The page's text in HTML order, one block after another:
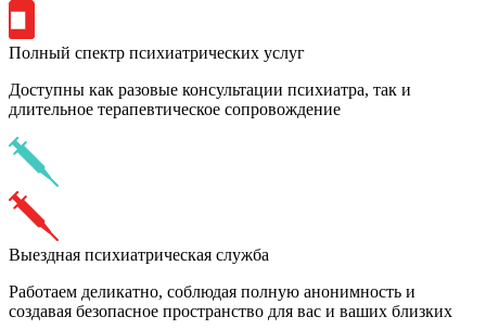
Полный спектр психиатрических услуг
Доступны как разовые консультации психиатра, так и
длительное терапевтическое сопровождение
Выездная психиатрическая служба
Работаем деликатно, соблюдая полную анонимность и
создавая безопасное пространство для вас и ваших близких